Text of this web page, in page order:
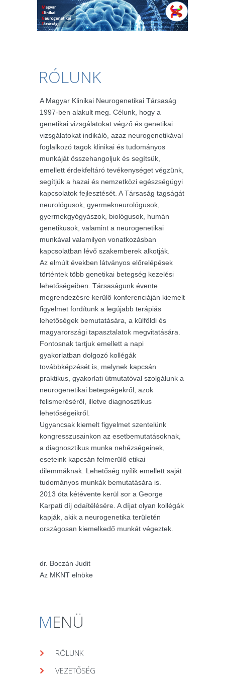
RÓLUNK
A Magyar Klinikai Neurogenetikai Társaság
1997-ben alakult meg. Célunk, hogy a
genetikai vizsgálatokat végző és genetikai
vizsgálatokat indikáló, azaz neurogenetikával
foglalkozó tagok klinikai és tudományos
munkáját összehangoljuk és segítsük,
emellett érdekfeltáró tevékenységet végzünk,
segítjük a hazai és nemzetközi egészségügyi
kapcsolatok fejlesztését. A Társaság tagságát
neurológusok, gyermekneurológusok,
gyermekgyógyászok, biológusok, humán
genetikusok, valamint a neurogenetikai
munkával valamilyen vonatkozásban
kapcsolatban lévő szakemberek alkotják.
Az elmúlt években látványos előrelépések
történtek több genetikai betegség kezelési
lehetőségeiben. Társaságunk évente
megrendezésre kerülő konferenciáján kiemelt
figyelmet fordítunk a legújabb terápiás
lehetőségek bemutatására, a külföldi és
magyarországi tapasztalatok megvitatására.
Fontosnak tartjuk emellett a napi
gyakorlatban dolgozó kollégák
továbbképzését is, melynek kapcsán
praktikus, gyakorlati útmutatóval szolgálunk a
neurogenetikai betegségekről, azok
felismeréséről, illetve diagnosztikus
lehetőségeikről.
Ugyancsak kiemelt figyelmet szentelünk
kongresszusainkon az esetbemutatásoknak,
a diagnosztikus munka nehézségeinek,
eseteink kapcsán felmerülő etikai
dilemmáknak. Lehetőség nyílik emellett saját
tudományos munkák bemutatására is.
2013 óta kétévente kerül sor a George
Karpati díj odaítélésére. A díjat olyan kollégák
kapják, akik a neurogenetika területén
országosan kiemelkedő munkát végeztek.
dr. Boczán Judit
Az MKNT elnöke
MENÜ
RÓLUNK
VEZETŐSÉG